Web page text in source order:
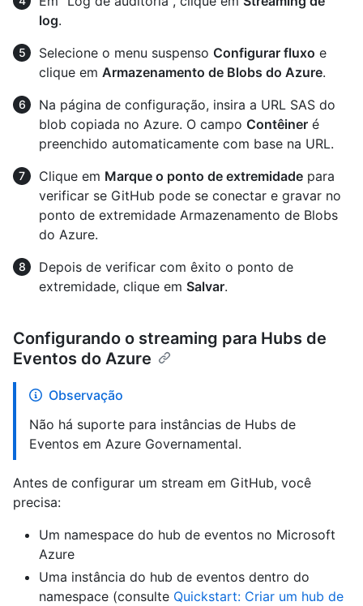
log.
Selecione o menu suspenso Configurar fluxo e
clique em Armazenamento de Blobs do Azure.
Na página de configuração, insira a URL SAS do
blob copiada no Azure. O campo Contêiner é
preenchido automaticamente com base na URL.
Clique em Marque o ponto de extremidade para
verificar se GitHub pode se conectar e gravar no
ponto de extremidade Armazenamento de Blobs
do Azure.
Depois de verificar com êxito o ponto de
extremidade, clique em Salvar.
Configurando o streaming para Hubs de
Eventos do Azure
Observação
Não há suporte para instâncias de Hubs de
Eventos em Azure Governamental.
Antes de configurar um stream em GitHub, você
precisa:
Um namespace do hub de eventos no Microsoft
Azure
Uma instância do hub de eventos dentro do
namespace (consulte Quickstart: Criar um hub de